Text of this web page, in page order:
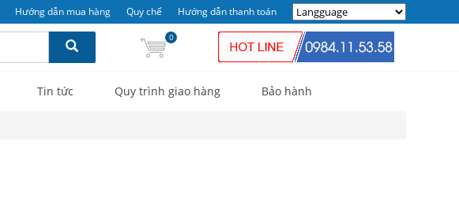
Hướng dẫn mua hàng Quy chế Hướng dẫn thanh toán
0
Tin tức Quy trình giao hàng Bảo hành